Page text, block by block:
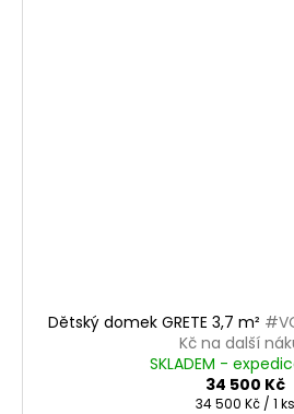
Dětský domek GRETE 3,7 m²
Kč na další
SKLADEM -
34 500 Kč
Měrná
34 500 Kč / 1 ks